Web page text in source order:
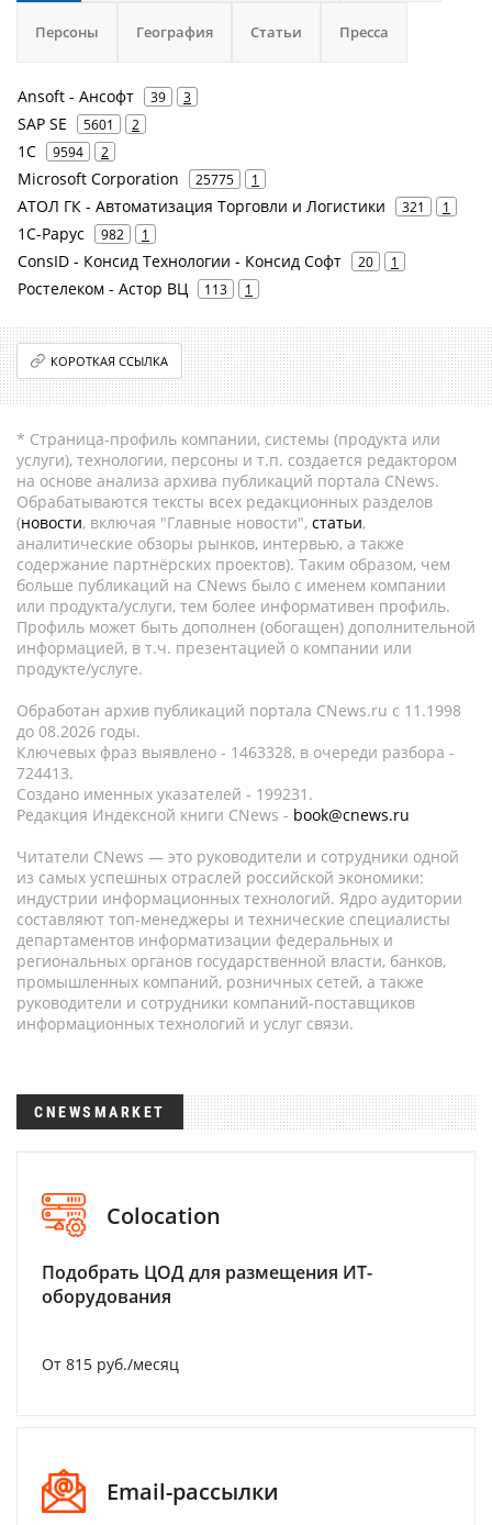
Персоны География Статьи Пресса
Ansoft - Ансофт 39 3
SAP SE 5601 2
1С 9594 2
Microsoft Corporation 25775 1
АТОЛ ГК - Автоматизация Торговли и Логистики 321 1
1С-Рарус 982 1
ConsID - Консид Технологии - Консид Софт 20 1
Ростелеком - Астор ВЦ 113 1
КОРОТКАЯ ССЫЛКА
* Страница-профиль компании, системы (продукта или
услуги), технологии, персоны и т.п. создается редактором
на основе анализа архива публикаций портала CNews.
Обрабатываются тексты всех редакционных разделов
(новости, включая "Главные новости", статьи,
аналитические обзоры рынков, интервью, а также
содержание партнёрских проектов). Таким образом, чем
больше публикаций на CNews было с именем компании
или продукта/услуги, тем более информативен профиль.
Профиль может быть дополнен (обогащен) дополнительной
информацией, в т.ч. презентацией о компании или
продукте/услуге.
Обработан архив публикаций портала CNews.ru c 11.1998
до 08.2026 годы.
Ключевых фраз выявлено - 1463328, в очереди разбора -
724413.
Создано именных указателей - 199231.
Редакция Индексной книги CNews - book@cnews.ru
Читатели CNews — это руководители и сотрудники одной
из самых успешных отраслей российской экономики:
индустрии информационных технологий. Ядро аудитории
составляют топ-менеджеры и технические специалисты
департаментов информатизации федеральных и
региональных органов государственной власти, банков,
промышленных компаний, розничных сетей, а также
руководители и сотрудники компаний-поставщиков
информационных технологий и услуг связи.
CNEWSMARKET
Colocation
Подобрать ЦОД для размещения ИТ-
оборудования
От 815 руб./месяц
Email-рассылки